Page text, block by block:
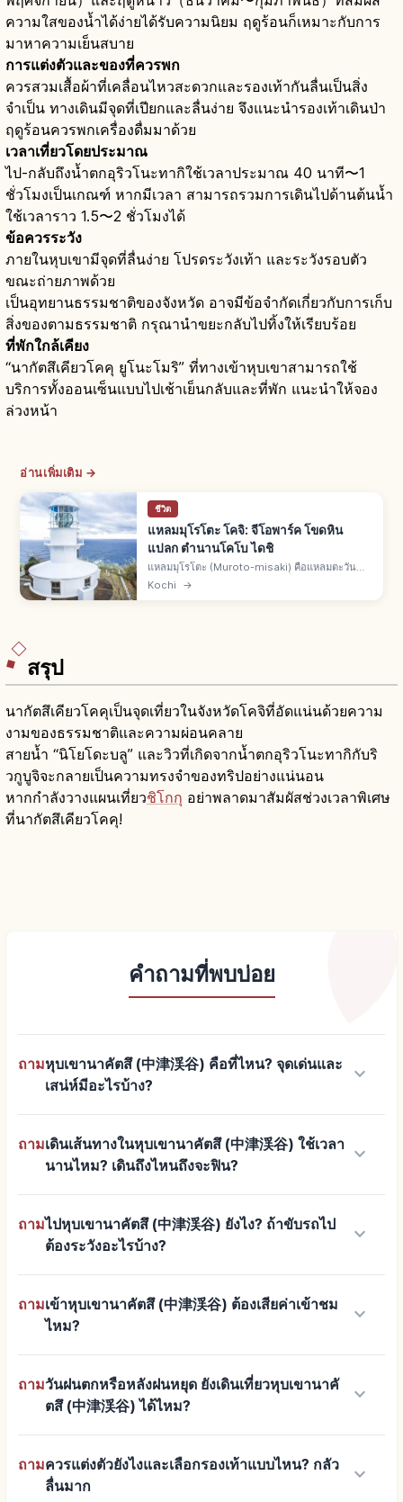
ความใสของน้ำได้ง่ายได้รับความนิยม ฤดูร้อนก็เหมาะกับการ
มาหาความเย็นสบาย
การแต่งตัวและของที่ควรพก
ควรสวมเสื้อผ้าที่เคลื่อนไหวสะดวกและรองเท้ากันลื่นเป็นสิ่ง
จำเป็น ทางเดินมีจุดที่เปียกและลื่นง่าย จึงแนะนำรองเท้าเดินป่า
ฤดูร้อนควรพกเครื่องดื่มมาด้วย
เวลาเที่ยวโดยประมาณ
ไป-กลับถึงน้ำตกอุริวโนะทากิใช้เวลาประมาณ 40 นาที〜1
ชั่วโมงเป็นเกณฑ์ หากมีเวลา สามารถรวมการเดินไปด้านต้นน้ำ
ใช้เวลาราว 1.5〜2 ชั่วโมงได้
ข้อควรระวัง
ภายในหุบเขามีจุดที่ลื่นง่าย โปรดระวังเท้า และระวังรอบตัว
ขณะถ่ายภาพด้วย
เป็นอุทยานธรรมชาติของจังหวัด อาจมีข้อจำกัดเกี่ยวกับการเก็บ
สิ่งของตามธรรมชาติ กรุณานำขยะกลับไปทิ้งให้เรียบร้อย
ที่พักใกล้เคียง
“นากัตสึเคียวโคคุ ยูโนะโมริ” ที่ทางเข้าหุบเขาสามารถใช้
บริการทั้งออนเซ็นแบบไปเช้าเย็นกลับและที่พัก แนะนำให้จอง
ล่วงหน้า
อ่านเพิ่มเติม →
ชีวิต
แหลมมุโรโตะ โคจิ: จีโอพาร์ค โขดหิน
แปลก ตำนานโคโบ ไดชิ
แหลมมุโรโตะ (Muroto-misaki) คือแหลมตะวัน
ออกเฉียงใต้เมืองมุโรโตะ จ.โคจิ ยื่นออกมหาสมุทร
Kochi →
สรุป
นากัตสึเคียวโคคุเป็นจุดเที่ยวในจังหวัดโคจิที่อัดแน่นด้วยความ
งามของธรรมชาติและความผ่อนคลาย
สายน้ำ “นิโยโดะบลู” และวิวที่เกิดจากน้ำตกอุริวโนะทากิกับริ
วกูบูจิจะกลายเป็นความทรงจำของทริปอย่างแน่นอน
หากกำลังวางแผนเที่ยวชิโกกุ อย่าพลาดมาสัมผัสช่วงเวลาพิเศษ
ที่นากัตสึเคียวโคคุ!
คำถามที่พบบ่อย
ถามหุบเขานาคัตสึ (中津渓谷) คือที่ไหน? จุดเด่นและ
เสน่ห์มีอะไรบ้าง?
keyboard_arrow_down
ถามเดินเส้นทางในหุบเขานาคัตสึ (中津渓谷) ใช้เวลา
นานไหม? เดินถึงไหนถึงจะฟิน?
keyboard_arrow_down
ถามไปหุบเขานาคัตสึ (中津渓谷) ยังไง? ถ้าขับรถไป
ต้องระวังอะไรบ้าง?
keyboard_arrow_down
ถามเข้าหุบเขานาคัตสึ (中津渓谷) ต้องเสียค่าเข้าชม
ไหม?
keyboard_arrow_down
ถามวันฝนตกหรือหลังฝนหยุด ยังเดินเที่ยวหุบเขานาคั
ตสึ (中津渓谷) ได้ไหม?
keyboard_arrow_down
ถามควรแต่งตัวยังไงและเลือกรองเท้าแบบไหน? กลัว
ลื่นมาก
keyboard_arrow_down